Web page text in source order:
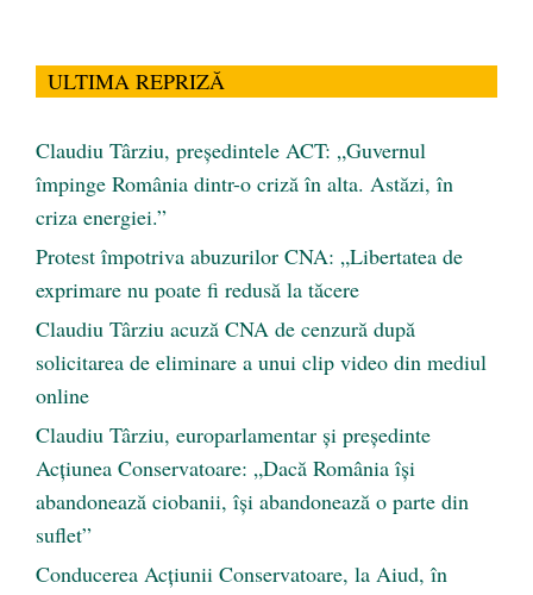
ULTIMA REPRIZĂ
Claudiu Târziu, președintele ACT: „Guvernul
împinge România dintr-o criză în alta. Astăzi, în
criza energiei.”
Protest împotriva abuzurilor CNA: „Libertatea de
exprimare nu poate fi redusă la tăcere
Claudiu Târziu acuză CNA de cenzură după
solicitarea de eliminare a unui clip video din mediul
online
Claudiu Târziu, europarlamentar și președinte
Acțiunea Conservatoare: „Dacă România își
abandonează ciobanii, își abandonează o parte din
suflet”
Conducerea Acțiunii Conservatoare, la Aiud, în